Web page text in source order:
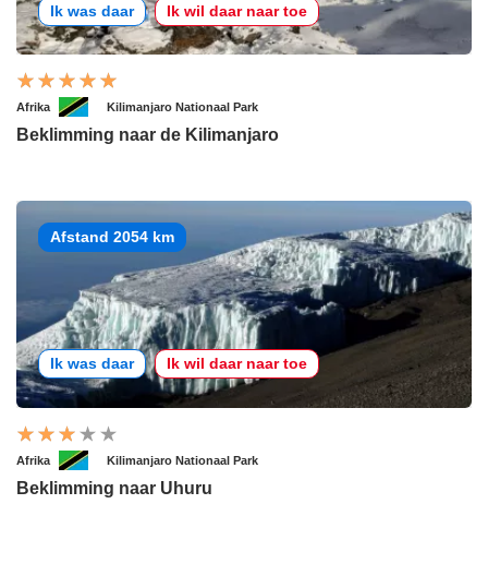
Ik was daar Ik wil daar naar toe
Afrika Kilimanjaro Nationaal Park
Beklimming naar de Kilimanjaro
Afstand 2054 km
Ik was daar Ik wil daar naar toe
Afrika Kilimanjaro Nationaal Park
Beklimming naar Uhuru